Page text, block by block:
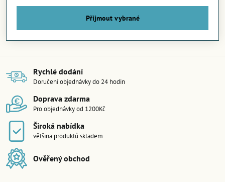
Přijmout vybrané
Rychlé dodání
Doručení objednávky do 24 hodin
Doprava zdarma
Pro objednávky od 1200Kč
Široká nabídka
většina produktů skladem
Ověřený obchod